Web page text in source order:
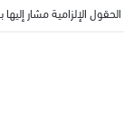
الحقول الإلزامية مشار إليها